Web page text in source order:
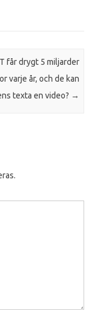
får drygt 5 miljarder
varje år, och de kan
texta en video? →